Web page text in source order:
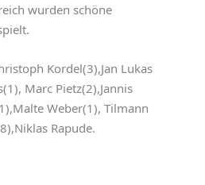
wurden schöne
Kordel(3),Jan Lukas
Marc Pietz(2),Jannis
Weber(1), Tilmann
Rapude.